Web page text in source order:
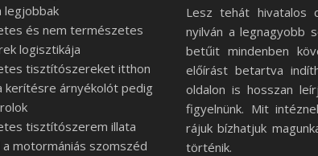
legjobbak
és nem természetes
logisztikája
tisztítószereket itthon
kerítésre árnyékolót pedig
tisztítószerem illata
motormániás szomszéd
Lesz tehát hivatalos
nyilván a legnagyobb
betűit mindenben
előírást betartva
oldalon is hosszan
figyelnünk. Mit
rájuk bízhatjuk
történik.